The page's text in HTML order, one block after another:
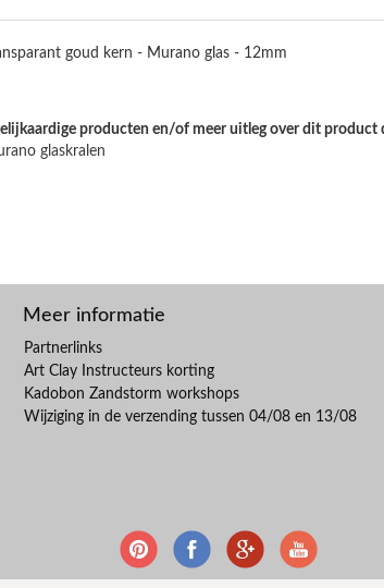
goud kern - Murano glas - 12mm
producten en/of meer uitleg over dit
glaskralen
Meer informatie
Partnerlinks
Art Clay Instructeurs korting
Kadobon Zandstorm workshops
Wijziging in de verzending tussen 04/08 en 13/08